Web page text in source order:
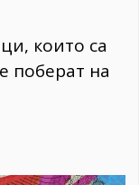
които са
поберат на